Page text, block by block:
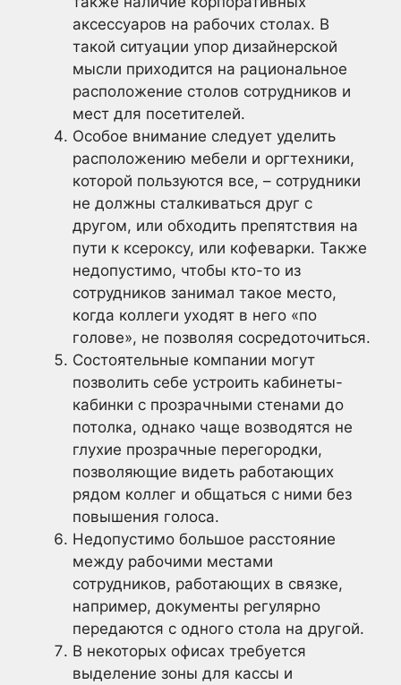
аксессуаров на рабочих столах. В
такой ситуации упор дизайнерской
мысли приходится на рациональное
расположение столов сотрудников и
мест для посетителей.
Особое внимание следует уделить
расположению мебели и оргтехники,
которой пользуются все, – сотрудники
не должны сталкиваться друг с
другом, или обходить препятствия на
пути к ксероксу, или кофеварки. Также
недопустимо, чтобы кто-то из
сотрудников занимал такое место,
когда коллеги уходят в него «по
голове», не позволяя сосредоточиться.
Состоятельные компании могут
позволить себе устроить кабинеты-
кабинки с прозрачными стенами до
потолка, однако чаще возводятся не
глухие прозрачные перегородки,
позволяющие видеть работающих
рядом коллег и общаться с ними без
повышения голоса.
Недопустимо большое расстояние
между рабочими местами
сотрудников, работающих в связке,
например, документы регулярно
передаются с одного стола на другой.
В некоторых офисах требуется
выделение зоны для кассы и